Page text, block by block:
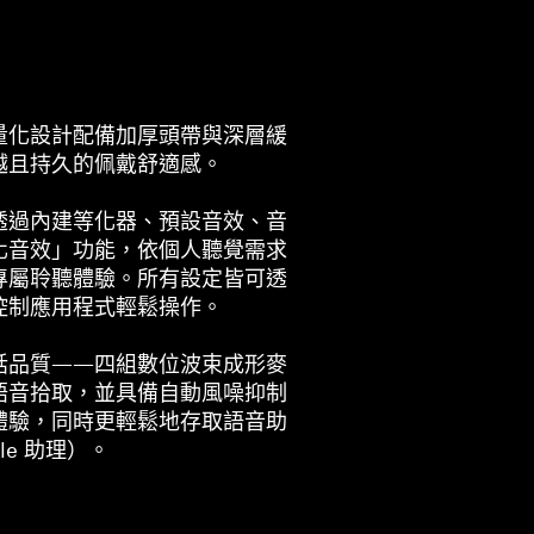
設計配備加厚頭帶與深層緩
持久的佩戴舒適感。
內建等化器、預設音效、音
音效」功能，依個人聽覺需求
屬聆聽體驗。所有設定皆可透
應用程式輕鬆操作。
品質——四組數位波束成形麥
拾取，並具備自動風噪抑制
驗，同時更輕鬆地存取語音助
助理）。